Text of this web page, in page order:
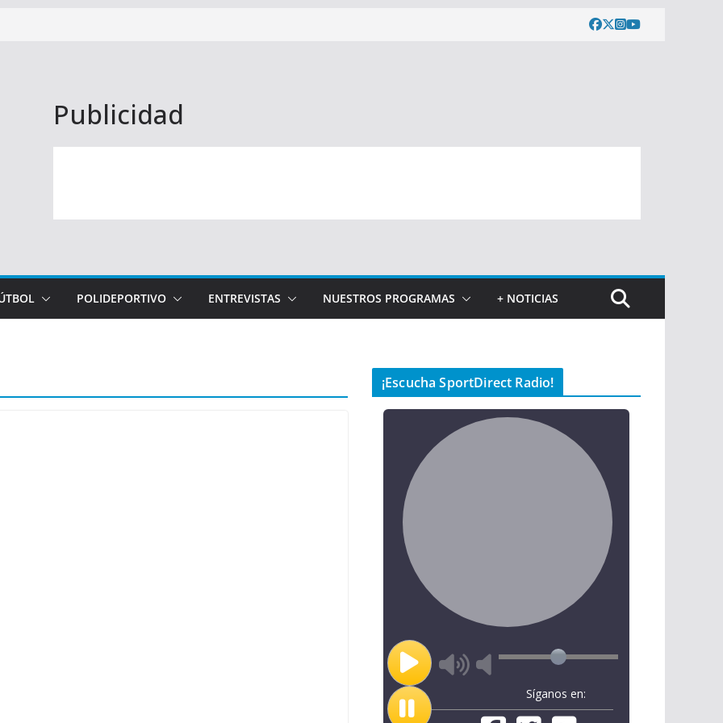
Publicidad
POLIDEPORTIVO ENTREVISTAS NUESTROS PROGRAMAS + NOTICIAS
¡Escucha SportDirect Radio!
Síganos en: